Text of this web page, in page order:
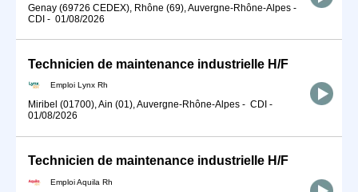
Genay (69726 CEDEX), Rhône (69), Auvergne-Rhône-Alpes -
CDI - 01/08/2026
Technicien de maintenance industrielle H/F
Emploi Lynx Rh
Miribel (01700), Ain (01), Auvergne-Rhône-Alpes - CDI -
01/08/2026
Technicien de maintenance industrielle H/F
Emploi Aquila Rh